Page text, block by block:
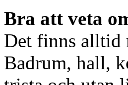
Bra att veta
Det finns alltid
Badrum, hall,